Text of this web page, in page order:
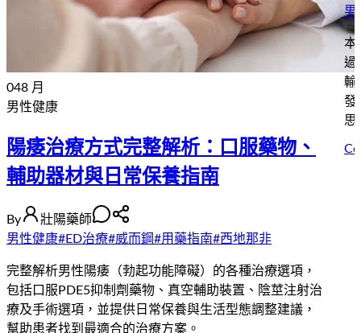
048 月
男性健康
陽痿治療方式完整解析：口服藥物、
輔助器材與日常保養指南
By
壯陽藥師
男性健康#ED治療#威而鋼#用藥指南#西地那非
完整解析男性陽痿（勃起功能障礙）的各種治療選項，
包括口服PDE5抑制劑藥物、真空輔助裝置、陰莖注射治
療及手術選項，並提供日常保養與生活型態調整建議，
幫助患者找到最適合的治療方案。
男
本
過
輸
發
思